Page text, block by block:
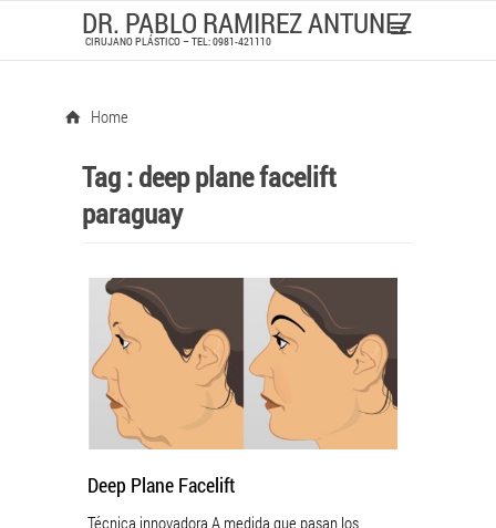
DR. PABLO RAMIREZ ANTUNEZ
CIRUJANO PLÁSTICO – TEL: 0981-421110
Home
Tag :deep plane facelift
paraguay
Deep Plane Facelift
Técnica innovadora A medida que pasan los